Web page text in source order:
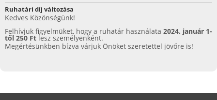
Ruhatári díj változása
Kedves Közönségünk!
Felhívjuk figyelmüket, hogy a ruhatár használata 2024. január 1-
től 250 Ft lesz személyenként.
Megértésünkben bízva várjuk Önöket szeretettel jövőre is!